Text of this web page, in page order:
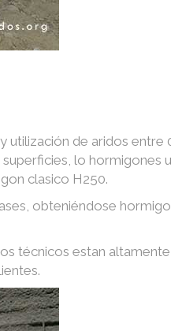
utilización de aridos entre
lo hormigones
clasico H250.
obteniéndose
técnicos estan